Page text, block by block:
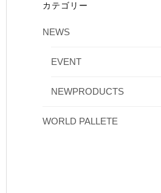
カテゴリー
NEWS
EVENT
NEWPRODUCTS
WORLD PALLETE